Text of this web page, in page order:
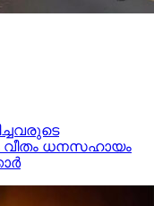
ധനസഹായം